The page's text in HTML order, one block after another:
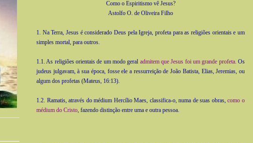
Como o Espiritismo vê Jesus?
Astolfo O. de Oliveira Filho
1. Na Terra, Jesus é considerado Deus pela Igreja, profeta para as religiões orientais e um
simples mortal, para outros.
1.1. As religiões orientais de um modo geral admitem que Jesus foi um grande profeta. Os
judeus julgavam, à sua época, fosse ele a ressurreição de João Batista, Elias, Jeremias, ou
algum dos profetas (Mateus, 16:13).
1.2. Ramatis, através do médium Hercílio Maes, classifica-o, numa de suas obras,como o
médium do Cristo, fazendo distinção entre uma e outra pessoa.